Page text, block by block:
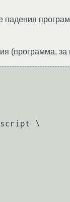
падения
(программа, за
\